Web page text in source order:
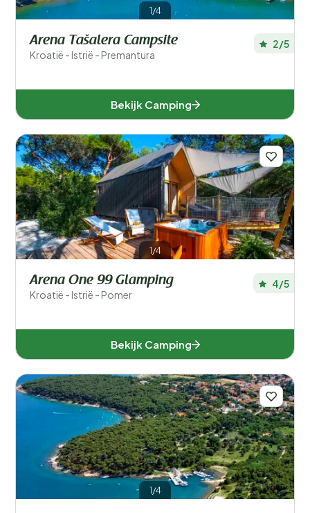
1/4
Arena Tašalera Campsite
Kroatië - Istrië - Premantura
2/5
Bekijk Camping
1/4
Arena One 99 Glamping
Kroatië - Istrië - Pomer
4/5
Bekijk Camping
1/4